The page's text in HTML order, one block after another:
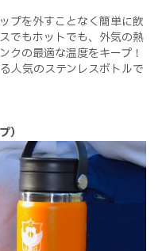
プを外すことなく簡単に飲
でもホットでも、外気の熱
クの最適な温度をキープ！
人気のステンレスボトルで
）